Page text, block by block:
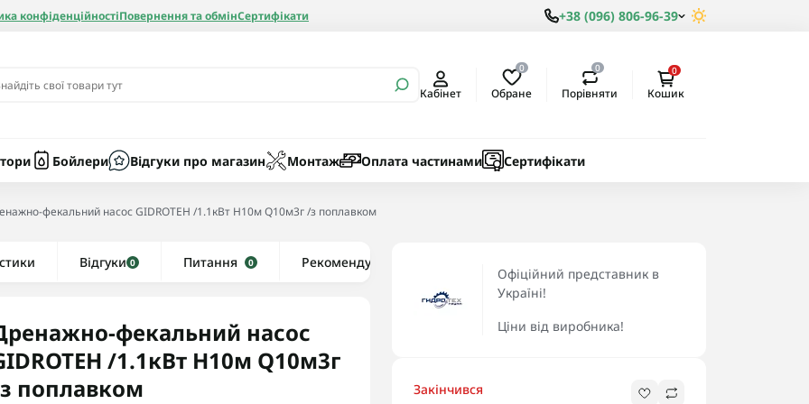
конфіденційностіПовернення та обмінСертифікати +38 (096) 806-96-39
Кабінет
0
Обране
0
Порівняти
0
Кошик
Бойлери Відгуки про магазин Монтаж Оплата частинами Сертифікати
Рушникосушки водяні
Колби
фекальний насос GIDROTEH /1.1кВт H10м Q10м3г /з поплавком
Відгуки 0 Питання 0 Рекомендуємо
фекальний насос
/1.1кВт H10м Q10м3г
поплавком
Офіційний представник в
Україні!
Ціни від виробника!
Закінчився